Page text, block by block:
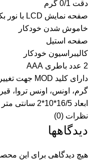
دقت 0/1 گرم
صفحه نمایش LCD با نور بکلایت
خاموش شدن خودکار
صفحه استیل
کالیبراسیون خودکار
2 عدد باطری AAA
گرم، اونس، اونس تروا،
ابعاد 16/5*10*2 سانتی متر
نظرات (0)
دیدگاهها
هیچ دیدگاهی برای این